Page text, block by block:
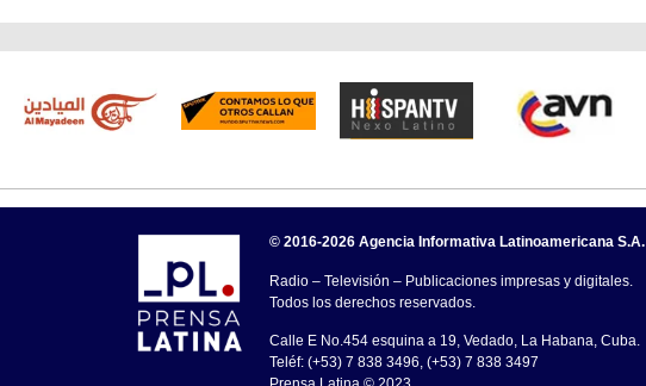
© 2016-2026 Agencia Informativa Latinoamericana S.A.
Radio – Televisión – Publicaciones impresas y digitales.
Todos los derechos reservados.
Calle E No.454 esquina a 19, Vedado, La Habana, Cuba.
Teléf: (+53) 7 838 3496, (+53) 7 838 3497